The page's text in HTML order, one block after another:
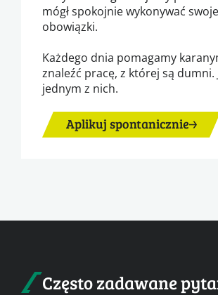
mógł spokojnie wykonywać swoje
obowiązki.
Każdego dnia pomagamy
znaleźć pracę, z której są dumni.
jednym z nich.
Aplikuj spontanicznie
Często zadawane